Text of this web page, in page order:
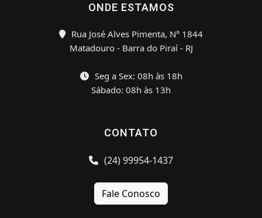
ONDE ESTAMOS
Rua José Alves Pimenta, N° 1844
Matadouro - Barra do Piraí - RJ
Seg a Sex: 08h às 18h
Sábado: 08h às 13h
CONTATO
(24) 99954-1437
Fale Conosco